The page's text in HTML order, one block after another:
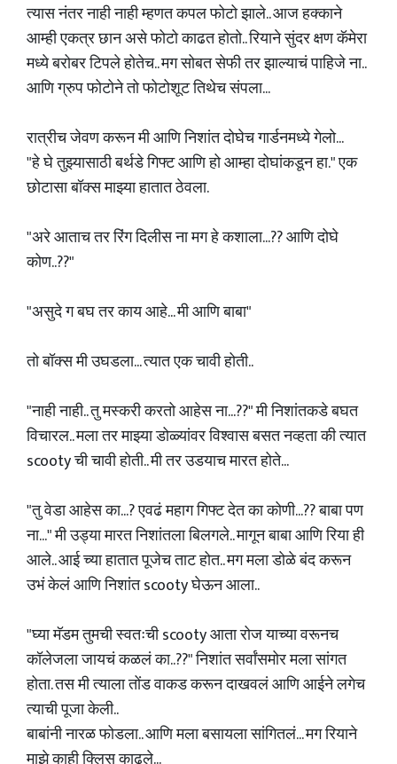
त्यास नंतर नाही नाही म्हणत कपल फोटो झाले.. आज हक्काने
आम्ही एकत्र छान असे फोटो काढत होतो.. रियाने सुंदर क्षण कॅमेरा
मध्ये बरोबर टिपले होतेच.. मग सोबत सेफी तर झाल्याचं पाहिजे ना..
आणि ग्रुप फोटोने तो फोटोशूट तिथेच संपला...
रात्रीच जेवण करून मी आणि निशांत दोघेच गार्डनमध्ये गेलो...
"हे घे तुझ्यासाठी बर्थडे गिफ्ट आणि हो आम्हा दोघांकडून हा." एक
छोटासा बॉक्स माझ्या हातात ठेवला.
"अरे आताच तर रिंग दिलीस ना मग हे कशाला...?? आणि दोघे
कोण..??"
"असुदे ग बघ तर काय आहे... मी आणि बाबा"
तो बॉक्स मी उघडला... त्यात एक चावी होती..
"नाही नाही.. तु मस्करी करतो आहेस ना...??" मी निशांतकडे बघत
विचारल.. मला तर माझ्या डोळ्यांवर विश्वास बसत नव्हता की त्यात
scooty ची चावी होती.. मी तर उडयाच मारत होते...
"तु वेडा आहेस का...? एवढं महाग गिफ्ट देत का कोणी...?? बाबा पण
ना..." मी उड्या मारत निशांतला बिलगले.. मागून बाबा आणि रिया ही
आले.. आई च्या हातात पूजेच ताट होत.. मग मला डोळे बंद करून
उभं केलं आणि निशांत scooty घेऊन आला..
"घ्या मॅडम तुमची स्वतःची scooty आता रोज याच्या वरूनच
कॉलेजला जायचं कळलं का..??" निशांत सर्वांसमोर मला सांगत
होता. तस मी त्याला तोंड वाकड करून दाखवलं आणि आईने लगेच
त्याची पूजा केली..
बाबांनी नारळ फोडला.. आणि मला बसायला सांगितलं... मग रियाने